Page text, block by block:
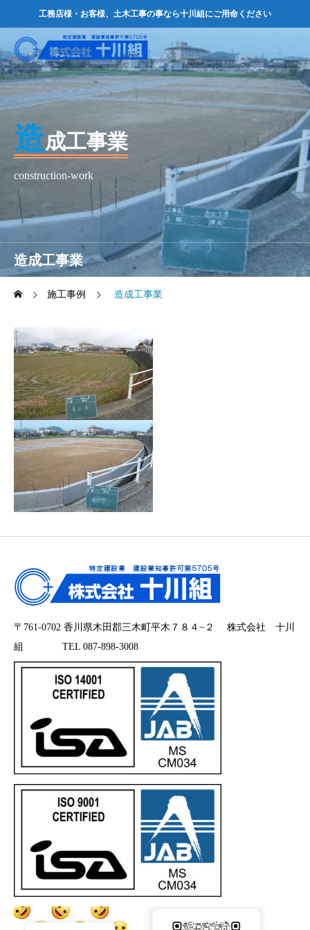
工務店様・お客様、土木工事の事なら十川組にご用命ください
造成工事業
造成工事業
construction-work
施工事例 造成工事業
〒761-0702 香川県木田郡三木町平木７８４−２ 株式会社 十川
組 TEL 087-898-3008